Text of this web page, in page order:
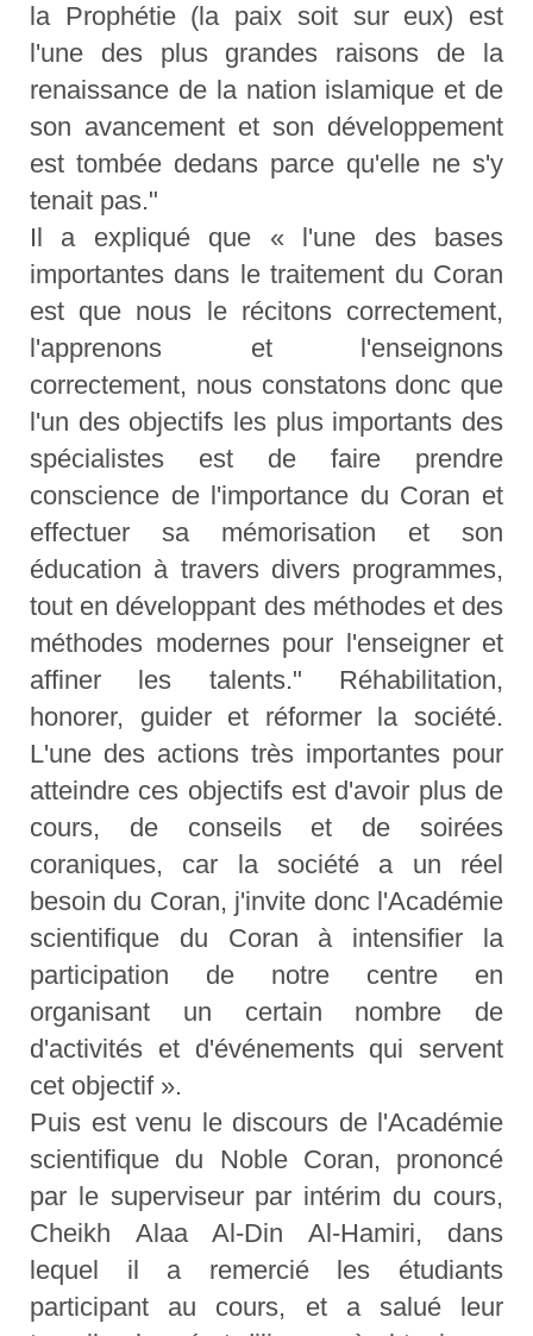
la Prophétie (la paix soit sur eux) est
l'une des plus grandes raisons de la
renaissance de la nation islamique et de
son avancement et son développement
est tombée dedans parce qu'elle ne s'y
tenait pas."
Il a expliqué que « l'une des bases
importantes dans le traitement du Coran
est que nous le récitons correctement,
l'apprenons et l'enseignons
correctement, nous constatons donc que
l'un des objectifs les plus importants des
spécialistes est de faire prendre
conscience de l'importance du Coran et
effectuer sa mémorisation et son
éducation à travers divers programmes,
tout en développant des méthodes et des
méthodes modernes pour l'enseigner et
affiner les talents." Réhabilitation,
honorer, guider et réformer la société.
L'une des actions très importantes pour
atteindre ces objectifs est d'avoir plus de
cours, de conseils et de soirées
coraniques, car la société a un réel
besoin du Coran, j'invite donc l'Académie
scientifique du Coran à intensifier la
participation de notre centre en
organisant un certain nombre de
d'activités et d'événements qui servent
cet objectif ».
Puis est venu le discours de l'Académie
scientifique du Noble Coran, prononcé
par le superviseur par intérim du cours,
Cheikh Alaa Al-Din Al-Hamiri, dans
lequel il a remercié les étudiants
participant au cours, et a salué leur